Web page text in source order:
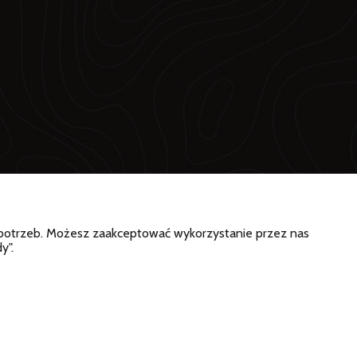
Możesz zaakceptować wykorzystanie przez nas